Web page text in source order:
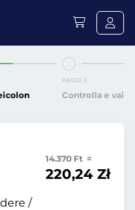
PASSO 3
Controlla e vai
/
14.370 Ft =
220,24 Zł